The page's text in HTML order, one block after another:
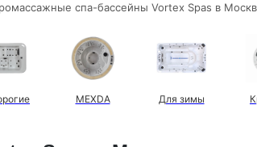
NordicSpa
Joy Spa
спа-бассейны Vortex Spas в
MEXDA Для зимы